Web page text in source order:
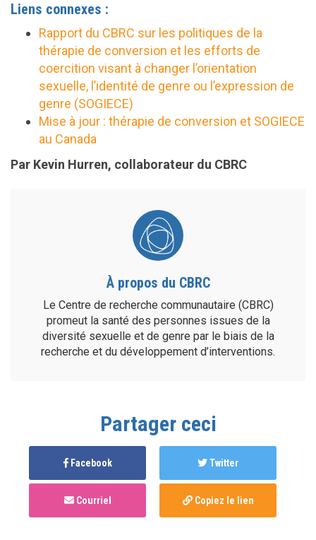
Liens connexes :
Rapport du CBRC sur les politiques de la
thérapie de conversion et les efforts de
coercition visant à changer l’orientation
sexuelle, l’identité de genre ou l’expression de
genre (SOGIECE)
Mise à jour : thérapie de conversion et SOGIECE
au Canada
Par Kevin Hurren, collaborateur du CBRC
À propos du CBRC
Le Centre de recherche communautaire (CBRC)
promeut la santé des personnes issues de la
diversité sexuelle et de genre par le biais de la
recherche et du développement d’interventions.
Partager ceci
Facebook Twitter
Courriel Copiez le lien